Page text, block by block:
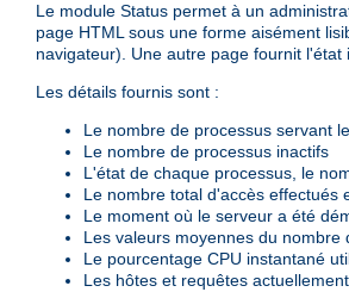
Le module Status permet à un
page HTML sous une forme aisément
navigateur). Une autre page fournit
Les détails fournis sont :
Le nombre de processus servant
Le nombre de processus inactifs
L'état de chaque processus, le
Le nombre total d'accès effectués
Le moment où le serveur a été
Les valeurs moyennes du
Le pourcentage CPU instantané
Les hôtes et requêtes